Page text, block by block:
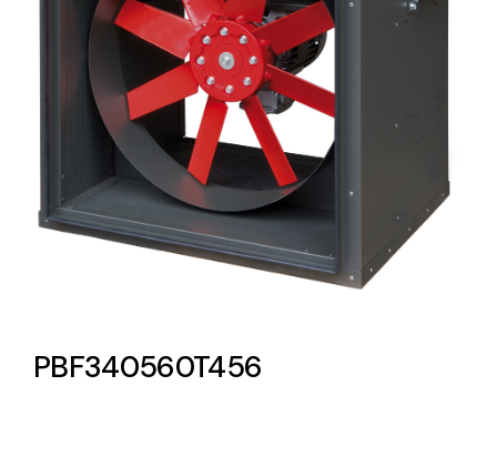
Lighting and Electrical
Equipment
Complete solutions in lighting and electrical
material for each project and need
Amplia gama de ventiladores y equipos de
PBF340560T456